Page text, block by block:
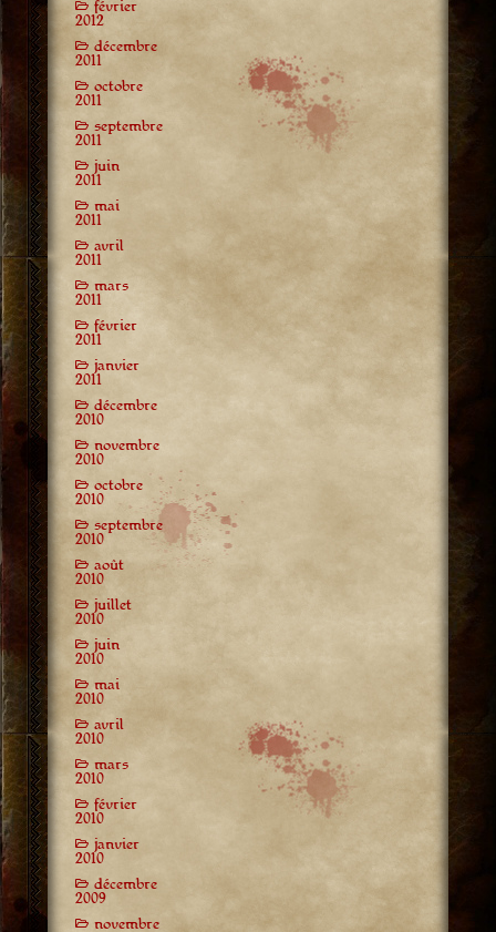
février
2012
décembre
2011
octobre
2011
septembre
2011
juin
2011
mai
2011
avril
2011
mars
2011
février
2011
janvier
2011
décembre
2010
novembre
2010
octobre
2010
septembre
2010
août
2010
juillet
2010
juin
2010
mai
2010
avril
2010
mars
2010
février
2010
janvier
2010
décembre
2009
novembre